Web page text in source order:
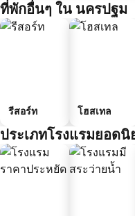
ที่พักอื่นๆ ใน นครปฐม
รีสอร์ท โฮสเทล
ประเภทโรงแรมยอด